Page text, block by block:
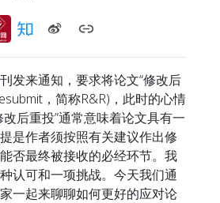
来通知，要求将论文“修改后
，简称R&R)，此时的心情
后重投”通常意味着论文具有一
是作者须按照有关建议作出修
否最终被接收的必经环节。我
认可和一项挑战。今天我们通
一起来聊聊如何更好的应对论